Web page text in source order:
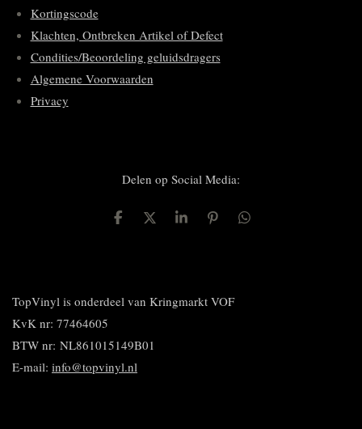
Kortingscode
Klachten, Ontbreken Artikel of Defect
Condities/Beoordeling geluidsdragers
Algemene Voorwaarden
Privacy
Delen op Social Media:
D
D
S
P
n
D
TopVinyl is onderdeel van Kringmarkt VOF
KvK nr: 77464605
BTW nr: NL861015149B01
E-mail: info@topvinyl.nl